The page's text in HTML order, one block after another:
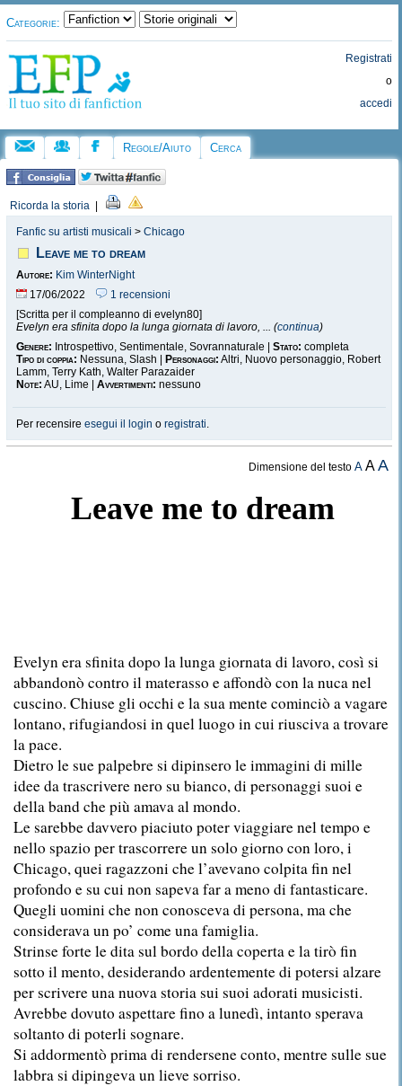
Categorie:
Registrati
o
accedi
Regole/Aiuto Cerca
Ricorda la storia
Fanfic su artisti musicali > Chicago
Leave me to dream
Autore: Kim WinterNight
17/06/2022
1 recensioni
[Scritta per il compleanno di evelyn80]
Evelyn era sfinita dopo la lunga giornata di lavoro, ... (continua)
Genere: Introspettivo, Sentimentale, Sovrannaturale | Stato: completa
Tipo di coppia: Nessuna, Slash | Personaggi: Altri, Nuovo personaggio, Robert
Lamm, Terry Kath, Walter Parazaider
Note: AU, Lime | Avvertimenti: nessuno
Per recensire esegui il login o registrati.
Dimensione del testoA AA
Leave me to dream
Evelyn era sfinita dopo la lunga giornata di lavoro, così si
abbandonò contro il materasso e affondò con la nuca nel
cuscino. Chiuse gli occhi e la sua mente cominciò a vagare
lontano, rifugiandosi in quel luogo in cui riusciva a trovare
la pace.
Dietro le sue palpebre si dipinsero le immagini di mille
idee da trascrivere nero su bianco, di personaggi suoi e
della band che più amava al mondo.
Le sarebbe davvero piaciuto poter viaggiare nel tempo e
nello spazio per trascorrere un solo giorno con loro, i
Chicago, quei ragazzoni che l’avevano colpita fin nel
profondo e su cui non sapeva far a meno di fantasticare.
Quegli uomini che non conosceva di persona, ma che
considerava un po’ come una famiglia.
Strinse forte le dita sul bordo della coperta e la tirò fin
sotto il mento, desiderando ardentemente di potersi alzare
per scrivere una nuova storia sui suoi adorati musicisti.
Avrebbe dovuto aspettare fino a lunedì, intanto sperava
soltanto di poterli sognare.
Si addormentò prima di rendersene conto, mentre sulle sue
labbra si dipingeva un lieve sorriso.